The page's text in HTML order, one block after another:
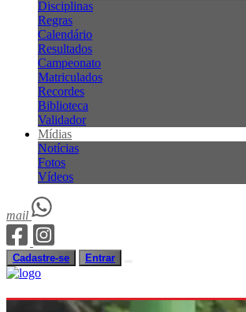
Disciplinas
Regras
Calendário
Resultados
Campeonato
Matriculados
Recordes
Biblioteca
Validador
Mídias
Notícias
Fotos
Vídeos
mail
Cadastre-se Entrar